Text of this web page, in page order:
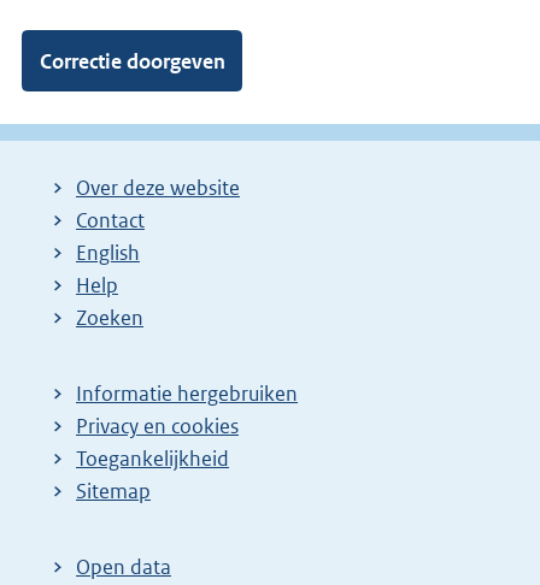
Over deze website
Contact
English
Help
Zoeken
Informatie hergebruiken
Privacy en cookies
Toegankelijkheid
Sitemap
Open data